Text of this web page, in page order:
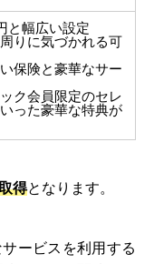
と幅広い設定
りに気づかれる可
保険と豪華なサー
ク会員限定のセレ
った豪華な特典が
得となります。
ービスを利用する